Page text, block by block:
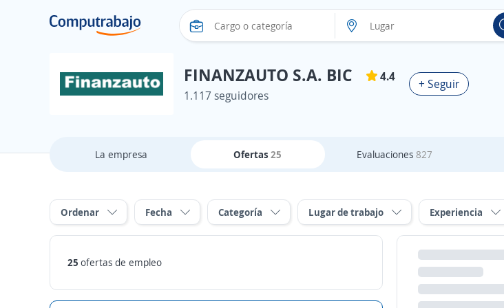
FINANZAUTO S.A. BIC
4.4
1.117 seguidores
+ Seguir
La empresa Ofertas25 Evaluaciones 827
Ordenar Fecha Categoría Lugar de trabajo Experiencia
25 ofertas de empleo